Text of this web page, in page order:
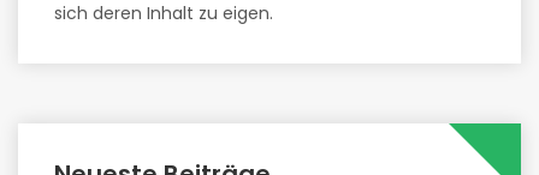
sich deren Inhalt zu eigen.